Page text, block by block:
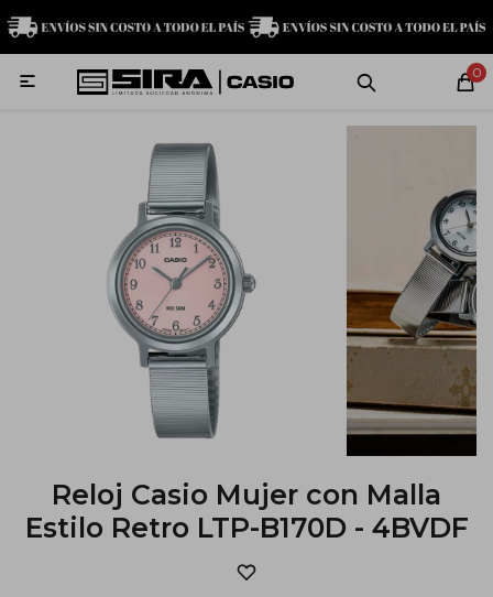
0

Reloj Casio Mujer con Malla
Estilo Retro LTP-B170D - 4BVDF
MI CUENTA
Relojes Servicio técnico Contacto